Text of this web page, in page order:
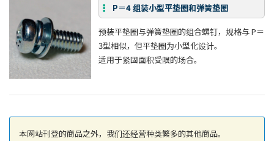
P＝4 组装小型平垫圈和弹簧垫圈
预装平垫圈与弹簧垫圈的组合螺钉，规格与 P＝
3型相似，但平垫圈为小型化设计。
适用于紧固面积受限的场合。
本网站刊登的商品之外，我们还经营种类繁多的其他商品。